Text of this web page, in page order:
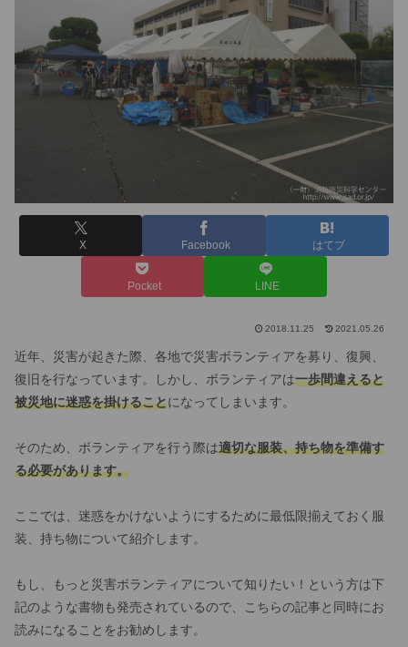
X Facebook はてブ
Pocket LINE
2018.11.25 2021.05.26
近年、災害が起きた際、各地で災害ボランティアを募り、復興、
復旧を行なっています。しかし、ボランティアは一歩間違えると
被災地に迷惑を掛けることになってしまいます。
そのため、ボランティアを行う際は適切な服装、持ち物を準備す
る必要があります。
ここでは、迷惑をかけないようにするために最低限揃えておく服
装、持ち物について紹介します。
もし、もっと災害ボランティアについて知りたい！という方は下
記のような書物も発売されているので、こちらの記事と同時にお
読みになることをお勧めします。